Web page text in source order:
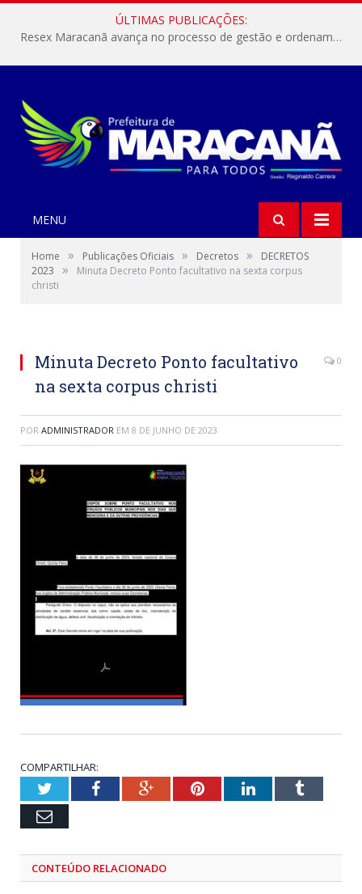
ÚLTIMAS PUBLICAÇÕES:
Resex Maracanã avança no processo de gestão e ordenamento do turismo em nossas áreas protegidas.
MENU
Home » Publicações Oficiais » Decretos »
DECRETOS
2023
»
Minuta Decreto Ponto facultativo na sexta corpus
christi
Minuta Decreto Ponto facultativo
na sexta corpus christi
0
POR ADMINISTRADOR EM 8 DE JUNHO DE 2023
COMPARTILHAR:
TwitterFacebookGoogle+PinterestLinkedInTumblr
Email
CONTEÚDO RELACIONADO